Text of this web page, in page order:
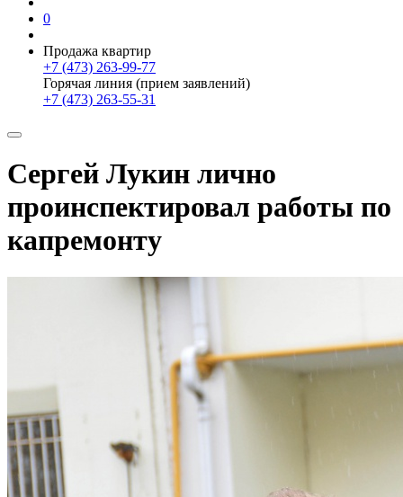
0
Продажа квартир
+7 (473) 263-99-77
Горячая линия (прием заявлений)
+7 (473) 263-55-31
Сергей Лукин лично
проинспектировал работы по
капремонту